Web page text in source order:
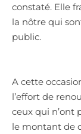
constaté. Elle
la nôtre qui
public.
A cette
l’effort de
ceux qui n’ont
le montant de